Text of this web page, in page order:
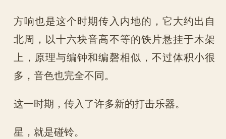
方响也是这个时期传入内地的，它大约出自
北周，以十六块音高不等的铁片悬挂于木架
上，原理与编钟和编磬相似，不过体积小很
多，音色也完全不同。
这一时期，传入了许多新的打击乐器。
星，就是碰铃。